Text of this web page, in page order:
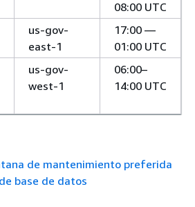
08:00 UTC
us-gov-
east-1
17:00 —
01:00 UTC
us-gov-
west-1
06:00–
14:00 UTC
de mantenimiento preferida
base de datos